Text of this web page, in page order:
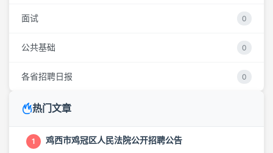
面试 0
公共基础 0
各省招聘日报 0
热门文章
1 鸡西市鸡冠区人民法院公开招聘公告